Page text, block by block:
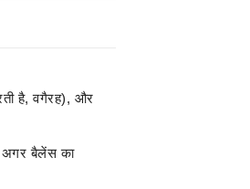
है, वगैरह), और
अगर बैलेंस का